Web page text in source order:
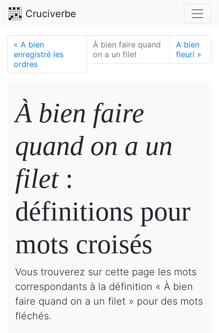
Cruciverbe
« A bien
enregistré les
ordres
À bien faire quand
on a un filet
A bien
fleuri »
À bien faire
quand on a un
filet:
définitions pour
mots croisés
Vous trouverez sur cette page les mots
correspondants à la définition « À bien
faire quand on a un filet » pour des mots
fléchés.